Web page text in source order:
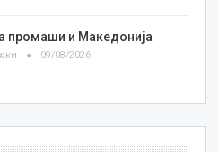
промаши и Македонија
09/08/2026